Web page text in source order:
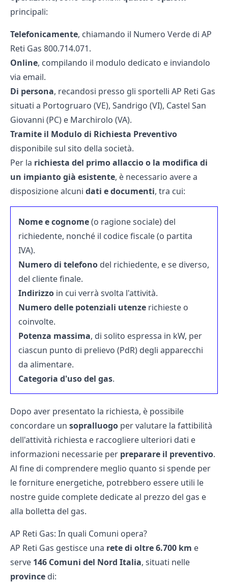
principali:
Telefonicamente, chiamando il Numero Verde di AP
Reti Gas 800.714.071.
Online, compilando il modulo dedicato e inviandolo
via email.
Di persona, recandosi presso gli sportelli AP Reti Gas
situati a Portogruaro (VE), Sandrigo (VI), Castel San
Giovanni (PC) e Marchirolo (VA).
Tramite il Modulo di Richiesta Preventivo
disponibile sul sito della società.
Per la richiesta del primo allaccio o la modifica di
un impianto già esistente, è necessario avere a
disposizione alcuni dati e documenti, tra cui:
Nome e cognome(o ragione sociale) del
richiedente, nonché il codice fiscale (o partita
IVA).
Numero di telefono del richiedente, e se diverso,
del cliente finale.
Indirizzo in cui verrà svolta l'attività.
Numero delle potenziali utenze richieste o
coinvolte.
Potenza massima, di solito espressa in kW, per
ciascun punto di prelievo (PdR) degli apparecchi
da alimentare.
Categoria d'uso del gas.
Dopo aver presentato la richiesta, è possibile
concordare un sopralluogo per valutare la fattibilità
dell'attività richiesta e raccogliere ulteriori dati e
informazioni necessarie per preparare il preventivo.
Al fine di comprendere meglio quanto si spende per
le forniture energetiche, potrebbero essere utili le
nostre guide complete dedicate al prezzo del gas e
alla bolletta del gas.
AP Reti Gas: In quali Comuni opera?
AP Reti Gas gestisce una rete di oltre 6.700 km e
serve 146 Comuni del Nord Italia, situati nelle
province di: